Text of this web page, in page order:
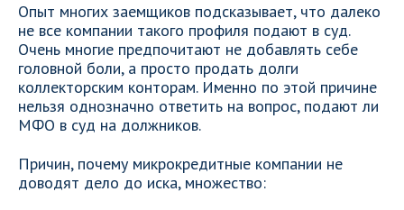
Опыт многих заемщиков подсказывает, что далеко
не все компании такого профиля подают в суд.
Очень многие предпочитают не добавлять себе
головной боли, а просто продать долги
коллекторским конторам. Именно по этой причине
нельзя однозначно ответить на вопрос, подают ли
МФО в суд на должников.
Причин, почему микрокредитные компании не
доводят дело до иска, множество: